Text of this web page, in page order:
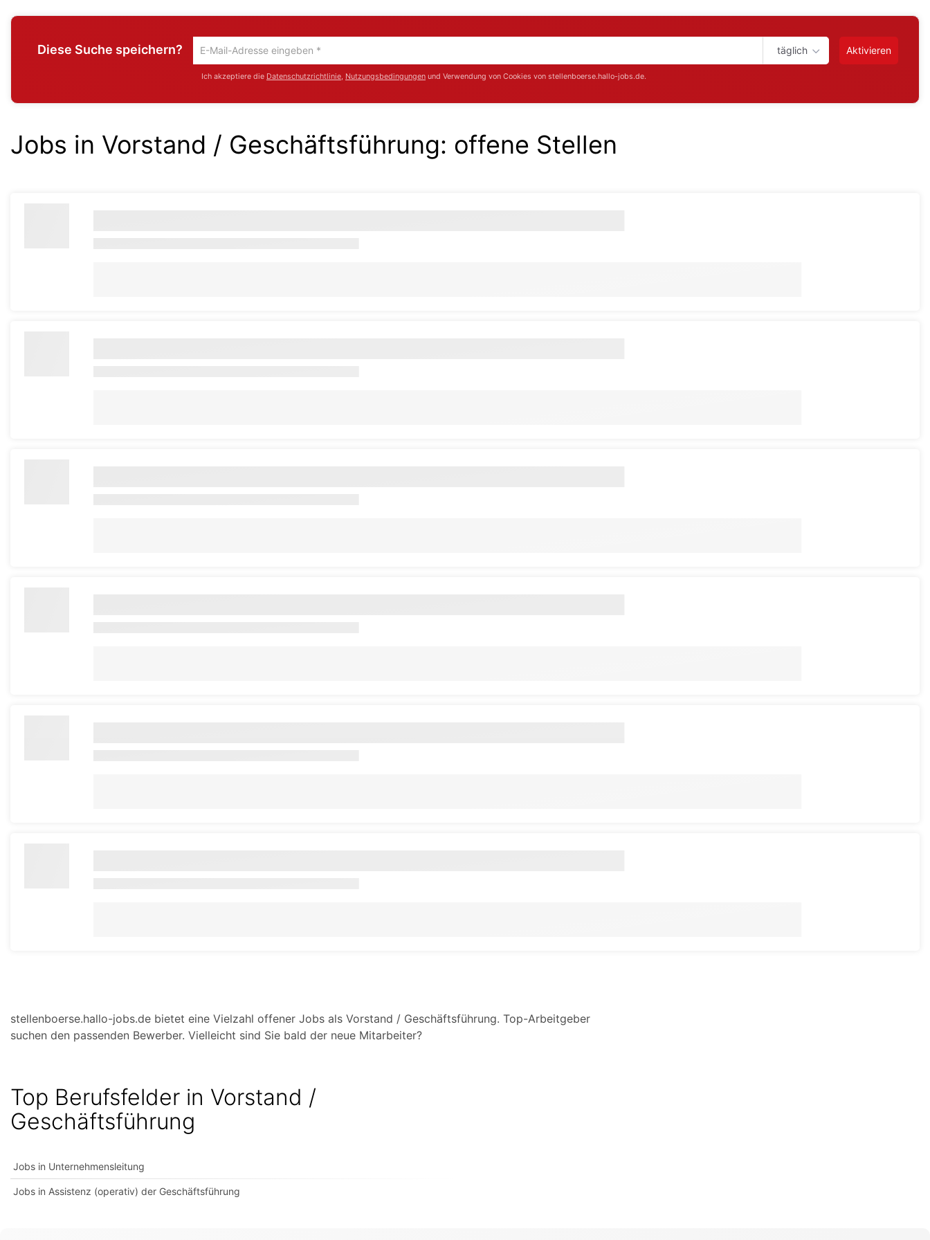
Diese Suche speichern?
Um
die
aktuelle
gib
deine
täglich Aktivieren
Ich akzeptiere die Datenschutzrichtlinie, Nutzungsbedingungen und Verwendung von Cookies von stellenboerse.hallo-jobs.de.
Jobs in Vorstand / Geschäftsführung: offene Stellen
stellenboerse.hallo-jobs.de bietet eine Vielzahl offener Jobs als Vorstand / Geschäftsführung. Top-Arbeitgeber
suchen den passenden Bewerber. Vielleicht sind Sie bald der neue Mitarbeiter?
Top Berufsfelder in Vorstand /
Geschäftsführung
Jobs in Unternehmensleitung
Jobs in Assistenz (operativ) der Geschäftsführung